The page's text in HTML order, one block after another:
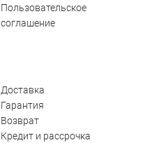
Пользовательское
соглашение
Доставка
Гарантия
Возврат
Кредит и рассрочка